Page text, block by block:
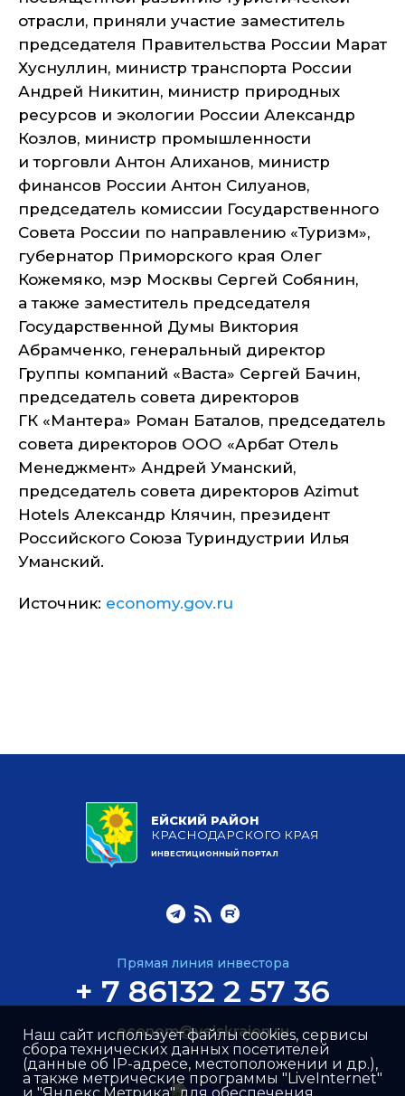
отрасли, приняли участие заместитель
председателя Правительства России Марат
Хуснуллин, министр транспорта России
Андрей Никитин, министр природных
ресурсов и экологии России Александр
Козлов, министр промышленности
и торговли Антон Алиханов, министр
финансов России Антон Силуанов,
председатель комиссии Государственного
Совета России по направлению «Туризм»,
губернатор Приморского края Олег
Кожемяко, мэр Москвы Сергей Собянин,
а также заместитель председателя
Государственной Думы Виктория
Абрамченко, генеральный директор
Группы компаний «Васта» Сергей Бачин,
председатель совета директоров
ГК «Мантера» Роман Баталов, председатель
совета директоров ООО «Арбат Отель
Менеджмент» Андрей Уманский,
председатель совета директоров Azimut
Hotels Александр Клячин, президент
Российского Союза Туриндустрии Илья
Уманский.
Источник: economy.gov.ru
ЕЙСКИЙ РАЙОН
КРАСНОДАРСКОГО КРАЯ
ИНВЕСТИЦИОННЫЙ ПОРТАЛ
Прямая линия инвестора
+ 7 86132 2 57 36
econom@yeiskraion.ru
Наш сайт использует файлы cookies, сервисы
сбора технических данных посетителей
(данные об IP-адресе, местоположении и др.),
а также метрические программы "LiveInternet"